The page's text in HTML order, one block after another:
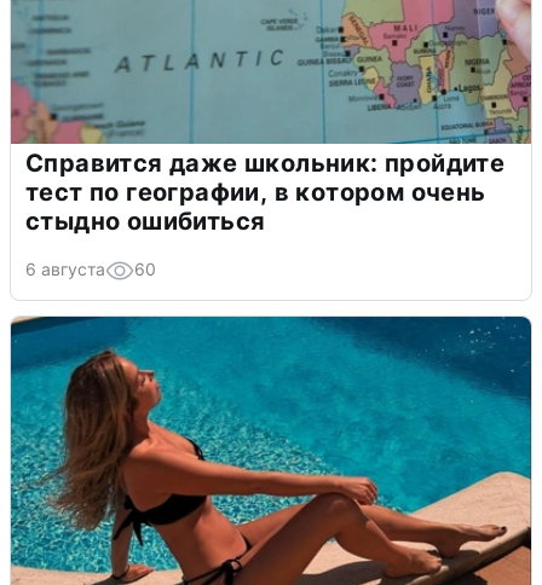
Справится даже школьник: пройдите
тест по географии, в котором очень
стыдно ошибиться
6 августа 60